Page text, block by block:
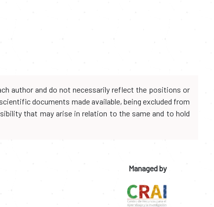
author and do not necessarily reflect the positions or
documents made available, being excluded from
that may arise in relation to the same and to hold
Managed by